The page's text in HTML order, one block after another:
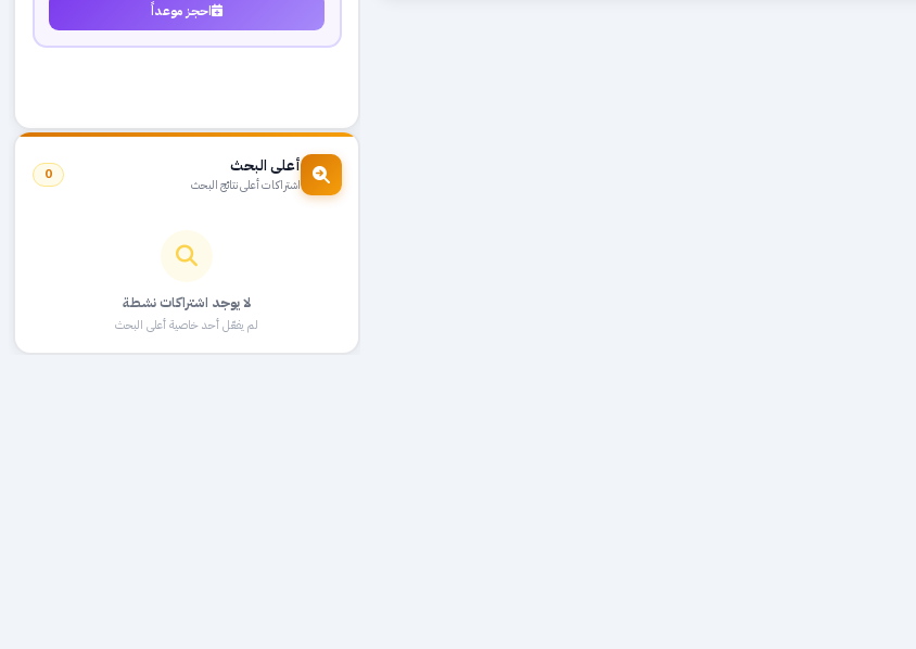
احجز موعداً
أعلى البحث
اشتراكات أعلى نتائج البحث
0
لا يوجد اشتراكات نشطة
لم يفعّل أحد خاصية أعلى البحث